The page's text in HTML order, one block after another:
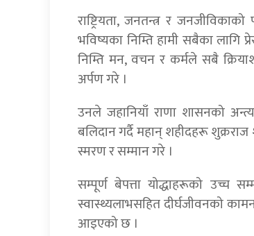
राष्ट्रियता, जनतन्त्र र
भविष्यका निम्ति हामी सबैका लागि
निम्ति मन, वचन र कर्मले सबै
अर्पण गरे ।
उनले जहानियाँ राणा शासनको
बलिदान गर्दै महान् शहीदहरू शुक्रराज
स्मरण र सम्मान गरे ।
सम्पूर्ण बेपत्ता योद्धाहरूको उच्च
स्वास्थ्यलाभसहित दीर्घजीवनको
आइएको छ ।